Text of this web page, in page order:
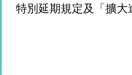
特別延期規定及「擴大